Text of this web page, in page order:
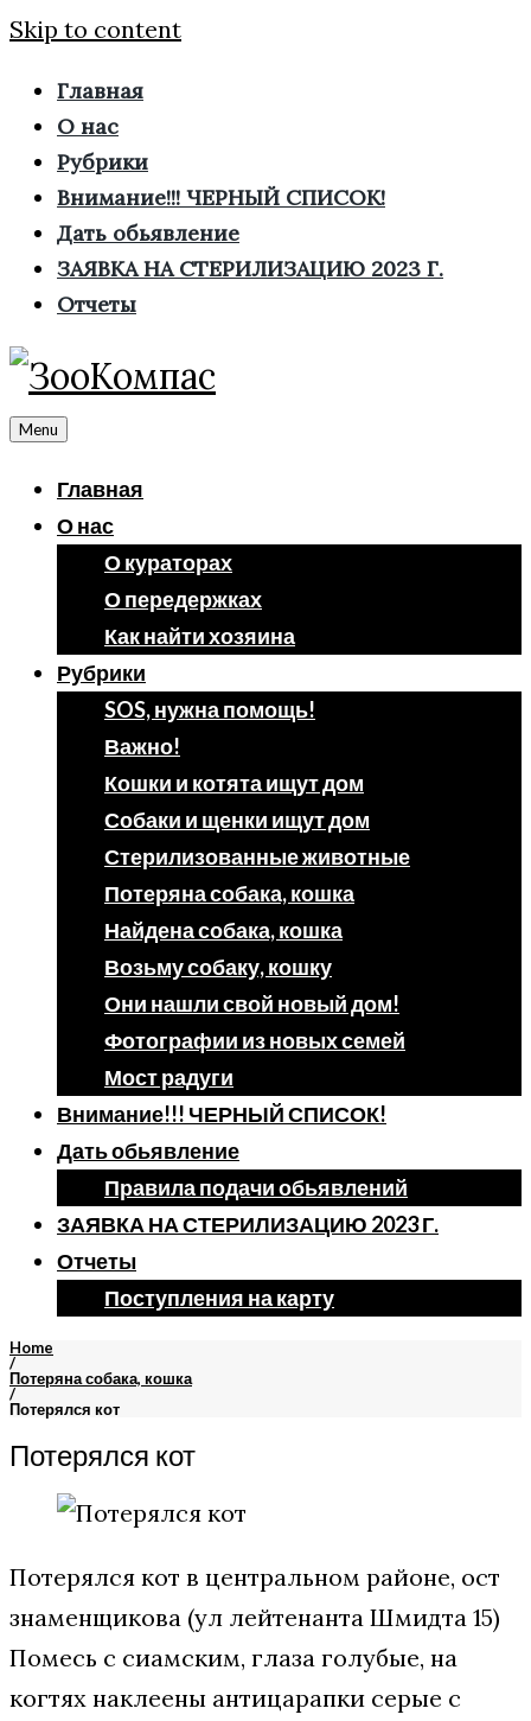
Skip to content
Главная
О нас
Рубрики
Внимание!!! ЧЕРНЫЙ СПИСОК!
Дать обьявление
ЗАЯВКА НА СТЕРИЛИЗАЦИЮ 2023 Г.
Отчеты
Menu
Главная
О нас
О кураторах
О передержках
Как найти хозяина
Рубрики
SOS, нужна помощь!
Важно!
Кошки и котята ищут дом
Собаки и щенки ищут дом
Стерилизованные животные
Потеряна собака, кошка
Найдена собака, кошка
Возьму собаку, кошку
Они нашли свой новый дом!
Фотографии из новых семей
Мост радуги
Внимание!!! ЧЕРНЫЙ СПИСОК!
Дать обьявление
Правила подачи обьявлений
ЗАЯВКА НА СТЕРИЛИЗАЦИЮ 2023 Г.
Отчеты
Поступления на карту
Home
/
Потеряна собака, кошка
/
Потерялся кот
Потерялся кот
Потерялся кот в центральном районе, ост
знаменщикова (ул лейтенанта Шмидта 15)
Помесь с сиамским, глаза голубые, на
когтях наклеены антицарапки серые с